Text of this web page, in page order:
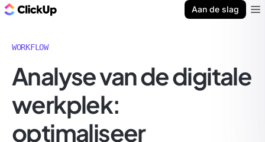
Aan de slag
WORKFLOW
Analyse van de digitale
werkplek:
optimaliseer